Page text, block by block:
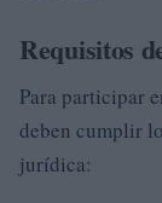
Requisitos
Para participar
deben cumplir
jurídica: